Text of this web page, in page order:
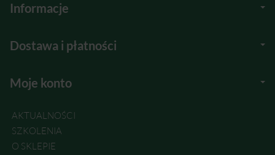
Informacje
Dostawa i płatności
Moje konto
AKTUALNOŚCI
SZKOLENIA
O SKLEPIE